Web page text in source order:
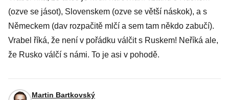
(ozve se jásot), Slovenskem (ozve se větší náskok), a s
Německem (dav rozpačitě mlčí a sem tam někdo zabučí).
Vrabel říká, že není v pořádku válčit s Ruskem! Neříká ale,
že Rusko válčí s námi. To je asi v pohodě.
Martin Bartkovský